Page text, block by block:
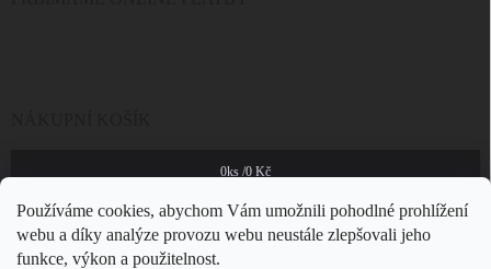
Používáme cookies, abychom Vám umožnili pohodlné prohlížení
webu a díky analýze provozu webu neustále zlepšovali jeho
funkce, výkon a použitelnost.
0ks /0 Kč